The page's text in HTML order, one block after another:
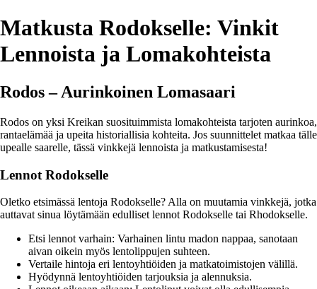
Matkusta Rodokselle: Vinkit
Lennoista ja Lomakohteista
Rodos – Aurinkoinen Lomasaari
Rodos on yksi Kreikan suosituimmista lomakohteista tarjoten aurinkoa,
rantaelämää ja upeita historiallisia kohteita. Jos suunnittelet matkaa tälle
upealle saarelle, tässä vinkkejä lennoista ja matkustamisesta!
Lennot Rodokselle
Oletko etsimässä lentoja Rodokselle? Alla on muutamia vinkkejä, jotka
auttavat sinua löytämään edulliset lennot Rodokselle tai Rhodokselle.
Etsi lennot varhain: Varhainen lintu madon nappaa, sanotaan
aivan oikein myös lentolippujen suhteen.
Vertaile hintoja eri lentoyhtiöiden ja matkatoimistojen välillä.
Hyödynnä lentoyhtiöiden tarjouksia ja alennuksia.